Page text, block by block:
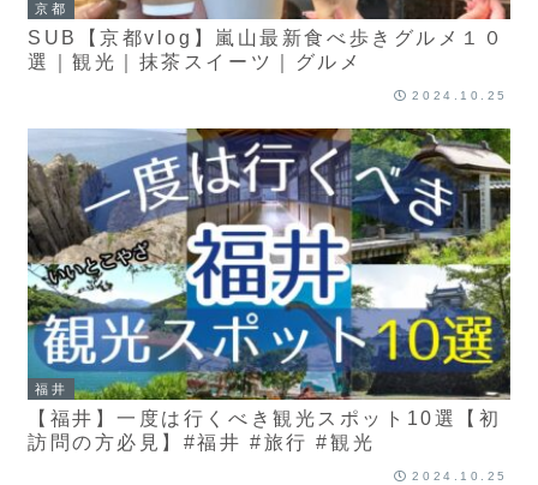
京都
SUB【京都vlog】嵐山最新食べ歩きグルメ１０
選｜観光｜抹茶スイーツ｜グルメ
2024.10.25
福井
【福井】一度は行くべき観光スポット10選【初
訪問の方必見】#福井 #旅行 #観光
2024.10.25